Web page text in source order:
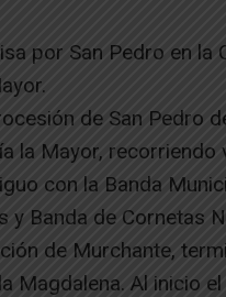
por San Pedro en la
de San Pedro
la Mayor, recorriendo
con la Banda
y Banda de Cornetas
de Murchante,
Magdalena. Al inicio